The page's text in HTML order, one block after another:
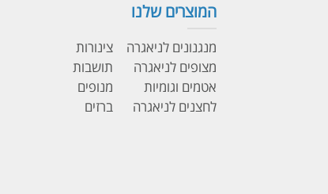
המוצרים שלנו
מנגנונים לניאגרה
מצופים לניאגרה
אטמים וגומיות
לחצנים לניאגרה
צינורות
תושבות
מנופים
ברזים